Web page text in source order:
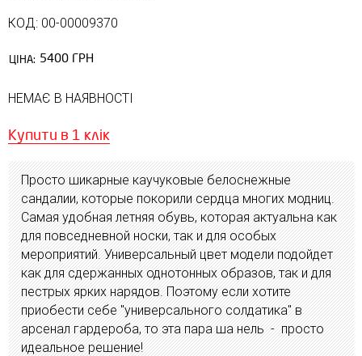
КОД: 00-00009370
ЦІНА: 5400 ГРН
НЕМАЄ В НАЯВНОСТІ
Купити в 1 клік
Просто шикарные каучуковые белоснежные
сандалии, которые покорили сердца многих модниц.
Самая удобная летняя обувь, которая актуальна как
для повседневной носки, так и для особых
мероприятий. Универсальный цвет модели подойдет
как для сдержанных однотонных образов, так и для
пестрых ярких нарядов. Поэтому если хотите
приобести себе "универсального солдатика" в
арсенал гардероба, то эта пара ша нель - просто
идеальное решение!